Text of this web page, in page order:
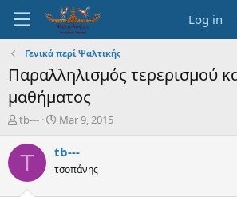
Log in
Γενικά περί Ψαλτικής
Παραλληλισμός τερερισμού
μαθήματος
T
r
a
tb---
S
a
t
Mar 9, 2015
T tb---
τσοπάνης